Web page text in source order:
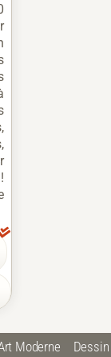
Moderne Dessin